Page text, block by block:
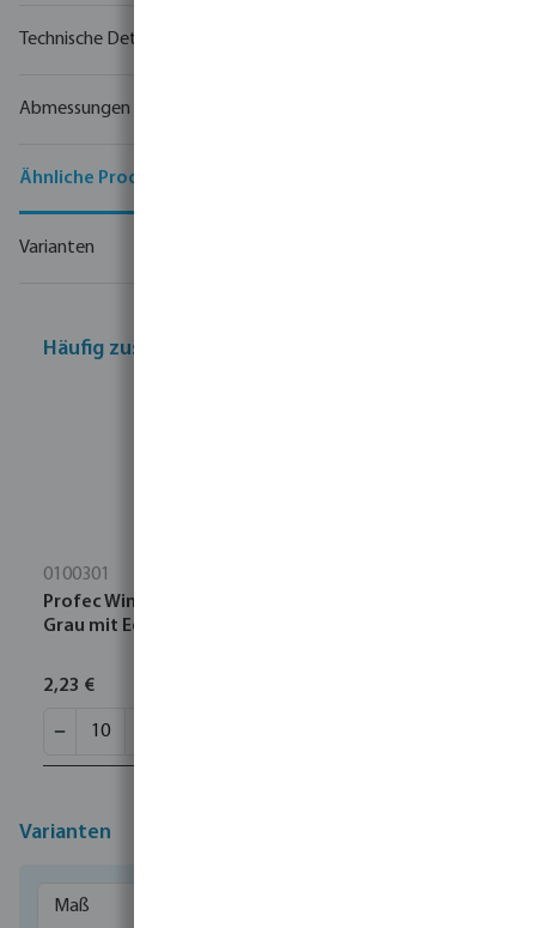
Technische Details
Abmessungen
Ähnliche Produkte
Varianten
Häufig zusammen gekauft
0100301
Profec Winkel 90° PVC-U 3/4" Innengewinde 10bar
Grau mit Edelstahl Ring Typ verstärkt
2,23 €
Varianten